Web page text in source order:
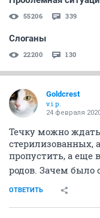
55206 339
Слоганы
22200 130
Goldcrest
v.i.p.
24 февраля
Течку можно
стерилизованных,
пропустить, а еще
родов. Зачем было
ОТВЕТИТЬ